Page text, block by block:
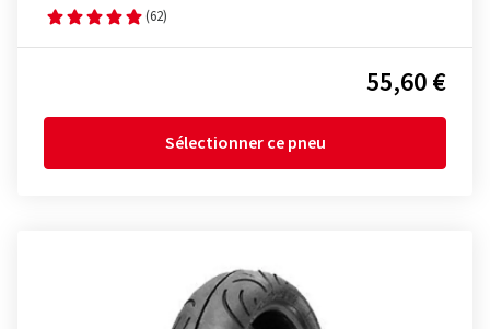
(62)
55,60 €
Sélectionner ce pneu